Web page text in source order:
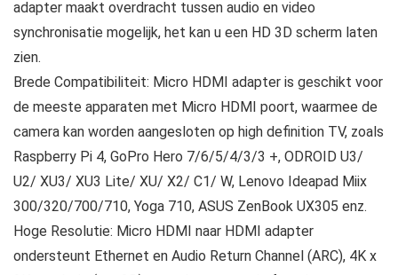
adapter maakt overdracht tussen audio en video
synchronisatie mogelijk, het kan u een HD 3D scherm laten
zien.
Brede Compatibiliteit: Micro HDMI adapter is geschikt voor
de meeste apparaten met Micro HDMI poort, waarmee de
camera kan worden aangesloten op high definition TV, zoals
Raspberry Pi 4, GoPro Hero 7/6/5/4/3/3 +, ODROID U3/
U2/ XU3/ XU3 Lite/ XU/ X2/ C1/ W, Lenovo Ideapad Miix
300/320/700/710, Yoga 710, ASUS ZenBook UX305 enz.
Hoge Resolutie: Micro HDMI naar HDMI adapter
ondersteunt Ethernet en Audio Return Channel (ARC), 4K x